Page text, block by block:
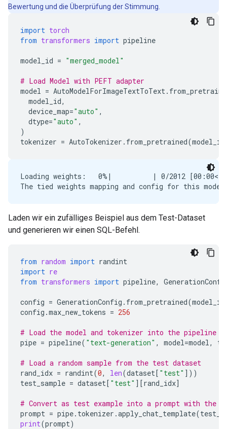
Bewertung und die Überprüfung der Stimmung.
import torch
from transformers import pipeline
model_id = "merged_model"
# Load Model with PEFT adapter
model = AutoModelForImageTextToText.
model_id,
device_map="auto" ,
dtype="auto" ,
)
tokenizer = AutoTokenizer . from_pretrained(model_id
Loading weights:   0%|          | 0/2012
Laden wir ein zufälliges Beispiel aus dem Test-Dataset
und generieren wir einen SQL-Befehl.
from random import randint
import re
from transformers import pipeline,
config = GenerationConfig . from_pretrained(model_id
config .max_new_tokens = 256
# Load the model and tokenizer into the pipeline
pipe = pipeline( "text-generation" , model=model,
# Load a random sample from the test dataset
rand_idx = randint(0, len(dataset[ "test" ]))
test_sample = dataset[ "test" ][rand_idx]
# Convert as test example into a prompt with the
prompt = pipe. tokenizer .apply_chat_template(
print(prompt)